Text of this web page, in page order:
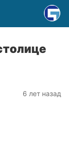
6 лет назад